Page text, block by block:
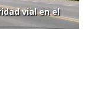
vial en el